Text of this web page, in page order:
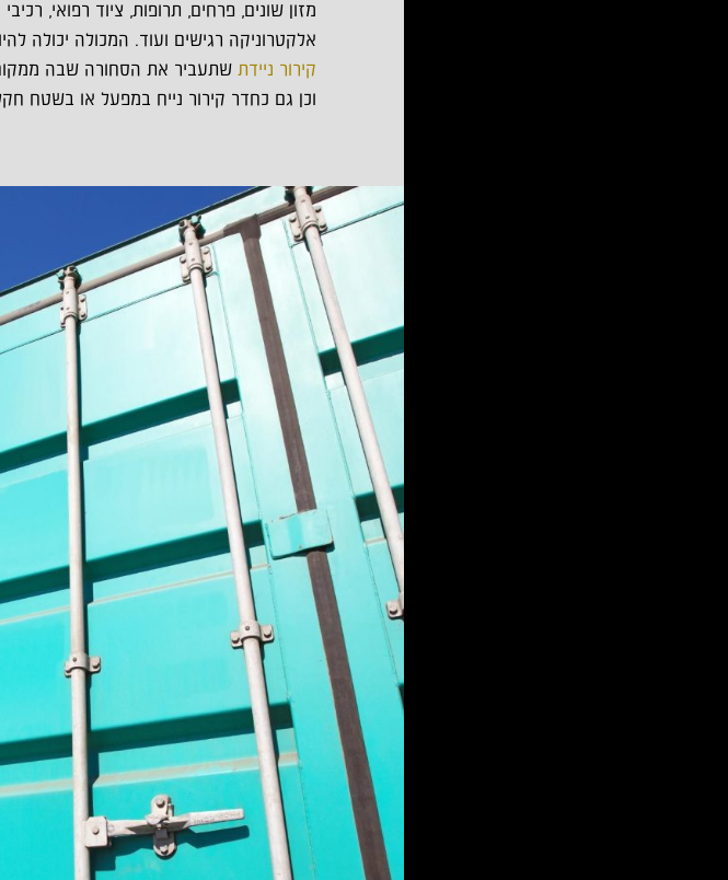
מזון שונים, פרחים, תרופות, ציוד רפואי, רכיבי
אלקטרוניקה רגישים ועוד. המכולה יכולה
קירור ניידתשתעביר את הסחורה שבה
וכן גם כחדר קירור נייח במפעל או בשטח